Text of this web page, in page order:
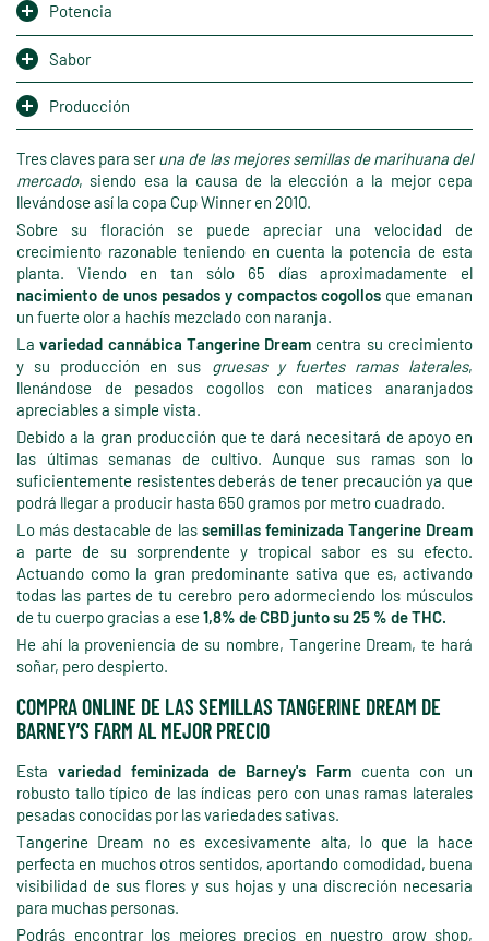
Potencia
Sabor
Producción
Tres claves para seruna de las mejores semillas de marihuana del
mercado, siendo esa la causa de la elección a la mejor cepa
llevándose así la copa Cup Winner en 2010.
Sobre su floración se puede apreciar una velocidad de
crecimiento razonable teniendo en cuenta la potencia de esta
planta. Viendo en tan sólo 65 días aproximadamente el
nacimiento de unos pesados y compactos cogollos que emanan
un fuerte olor a hachís mezclado con naranja.
Lavariedad cannábica Tangerine Dream centra su crecimiento
y su producción en sus gruesas y fuertes ramas laterales,
llenándose de pesados cogollos con matices anaranjados
apreciables a simple vista.
Debido a la gran producción que te dará necesitará de apoyo en
las últimas semanas de cultivo. Aunque sus ramas son lo
suficientemente resistentes deberás de tener precaución ya que
podrá llegar a producir hasta 650 gramos por metro cuadrado.
Lo más destacable de lassemillas feminizada Tangerine Dream
a parte de su sorprendente y tropical sabor es su efecto.
Actuando como la gran predominante sativa que es, activando
todas las partes de tu cerebro pero adormeciendo los músculos
de tu cuerpo gracias a ese 1,8% de CBD junto su 25 % de THC.
He ahí la proveniencia de su nombre, Tangerine Dream, te hará
soñar, pero despierto.
COMPRA ONLINE DE LAS SEMILLAS TANGERINE DREAM DE
BARNEY’S FARM AL MEJOR PRECIO
Esta variedad feminizada de Barney's Farmcuenta con un
robusto tallo típico de las índicas pero con unas ramas laterales
pesadas conocidas por las variedades sativas.
Tangerine Dream no es excesivamente alta, lo que la hace
perfecta en muchos otros sentidos, aportando comodidad, buena
visibilidad de sus flores y sus hojas y una discreción necesaria
para muchas personas.
Podrás encontrar los mejores precios en nuestro grow shop,